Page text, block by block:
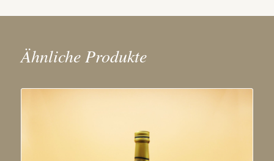
Ähnliche Produkte